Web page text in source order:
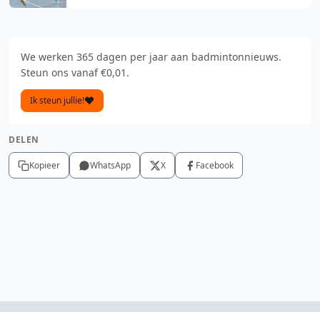
We werken 365 dagen per jaar aan badmintonnieuws.
Steun ons vanaf €0,01.
Ik steun jullie!
DELEN
Kopieer WhatsApp X Facebook